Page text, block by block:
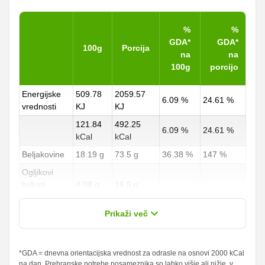
100g Porcija
%
GDA*
na
100g
%
GDA*
na
porcijo
Energijske
vrednosti
509.78
KJ
2059.57
KJ
6.09 % 24.61 %
121.84
kCal
492.25
kCal
6.09 % 24.61 %
Beljakovine 18.19 g 73.5 g 36.38 %
147 %
Ogljikovi
hidrati
4.08 g 16.5 g
2.75 g
1.51 % 6.11 %
2.48 g 10 g 3.54 % 14.29 %
Prikaži več
*GDA = dnevna orientacijska vrednost za odrasle na osnovi 2000 kCal